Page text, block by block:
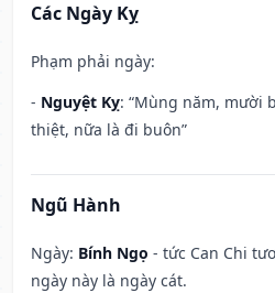
Các Ngày Kỵ
Phạm phải ngày:
- Nguyệt Kỵ: “Mùng năm, mười
thiệt, nữa là đi buôn”
Ngũ Hành
Ngày: Bính Ngọ - tức Can Chi
ngày này là ngày cát.